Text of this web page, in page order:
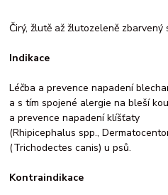
Čirý, žlutě až žlutozeleně
Indikace
Léčba a prevence napadení
a s tím spojené alergie na bleší
a prevence napadení klíšťaty
(Rhipicephalus spp.,
(Trichodectes canis) u psů.
Kontraindikace